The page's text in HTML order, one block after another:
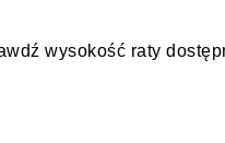
wysokość raty